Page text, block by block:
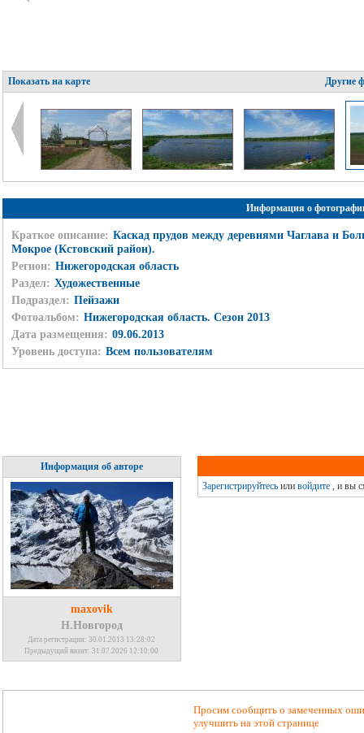
Показать на карте Другие
Информация о
Краткое описание: Каскад прудов между деревнями Чаглава и
Мокрое (Кстовский район).
Регион: Нижегородская область
Раздел: Художественные
Подраздел: Пейзажи
Фотоальбом: Нижегородская область. Сезон 2013
Дата размещения: 09.06.2013
Уровень доступа: Всем пользователям
Информация об авторе
maxovik
Н.Новгород
Дата регистрации: 30.01.2013 13:28:02
Предыдущий визит: 31.07.2026 12:10:00
Зарегистрируйтесьили войдите, и вы
Просим сообщить о замеченных
улучшить на этой странице